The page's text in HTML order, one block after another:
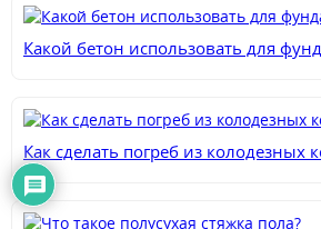
Какой бетон использовать для
Как сделать погреб из колодезных